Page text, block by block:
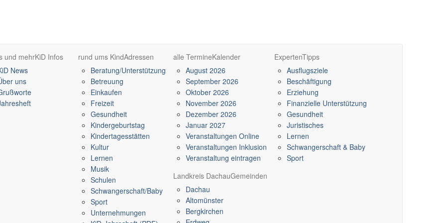
und mehrKiD Infos
News
uns
rund ums KindAdressen
Beratung/Unterstützung
Betreuung
Einkaufen
Freizeit
Gesundheit
Kindergeburtstag
Kindertagesstätten
Kultur
Lernen
Musik
Schulen
Schwangerschaft/Baby
Sport
Unternehmungen
alle TermineKalender
August 2026
September 2026
Oktober 2026
November 2026
Dezember 2026
Januar 2027
Veranstaltungen Online
Veranstaltungen Inklusion
Veranstaltung eintragen
ExpertenTipps
Ausflugsziele
Beschäftigung
Erziehung
Finanzielle Unterstützung
Gesundheit
Juristisches
Lernen
Schwangerschaft & Baby
Sport
Landkreis DachauGemeinden
Dachau
Altomünster
Bergkirchen